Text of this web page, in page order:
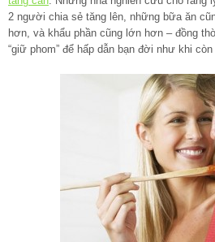
2 người chia sẻ tăng lên, những bữa ăn
hơn, và khẩu phần cũng lớn hơn – đồng
“giữ phom” để hấp dẫn bạn đời như khi